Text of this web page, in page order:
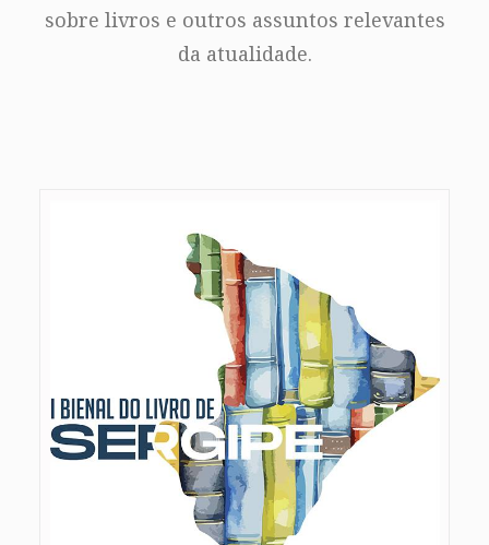
sobre livros e outros assuntos relevantes
da atualidade.